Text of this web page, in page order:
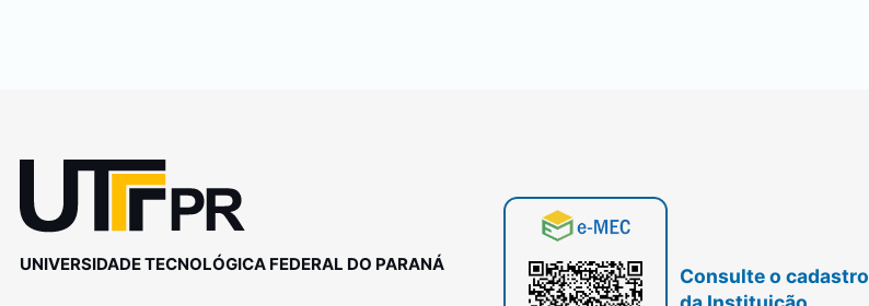
UNIVERSIDADE TECNOLÓGICA FEDERAL DO PARANÁ
Consulte o cadastro